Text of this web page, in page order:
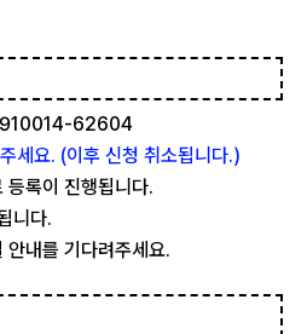
910014-62604
세요. (이후 신청 취소됩니다.)
등록이 진행됩니다.
니다.
안내를 기다려주세요.